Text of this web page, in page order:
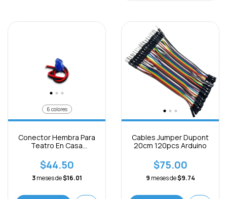
6 colores
Conector Hembra Para
Teatro En Casa
$44.50
3 meses de$16.01
Cables Jumper Dupont
20cm 120pcs Arduino
$75.00
9 meses de$9.74